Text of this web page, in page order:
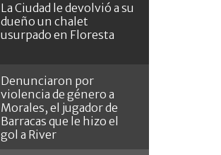
La Ciudad le devolvió a su
dueño un chalet
usurpado en Floresta
Denunciaron por
violencia de género a
Morales, el jugador de
Barracas que le hizo el
gol a River